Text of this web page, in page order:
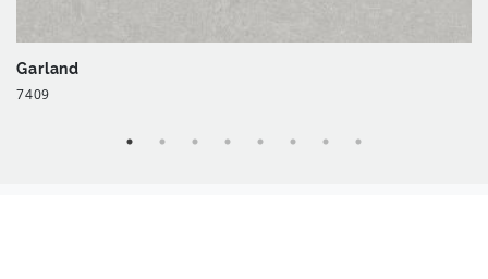
Garland
7409